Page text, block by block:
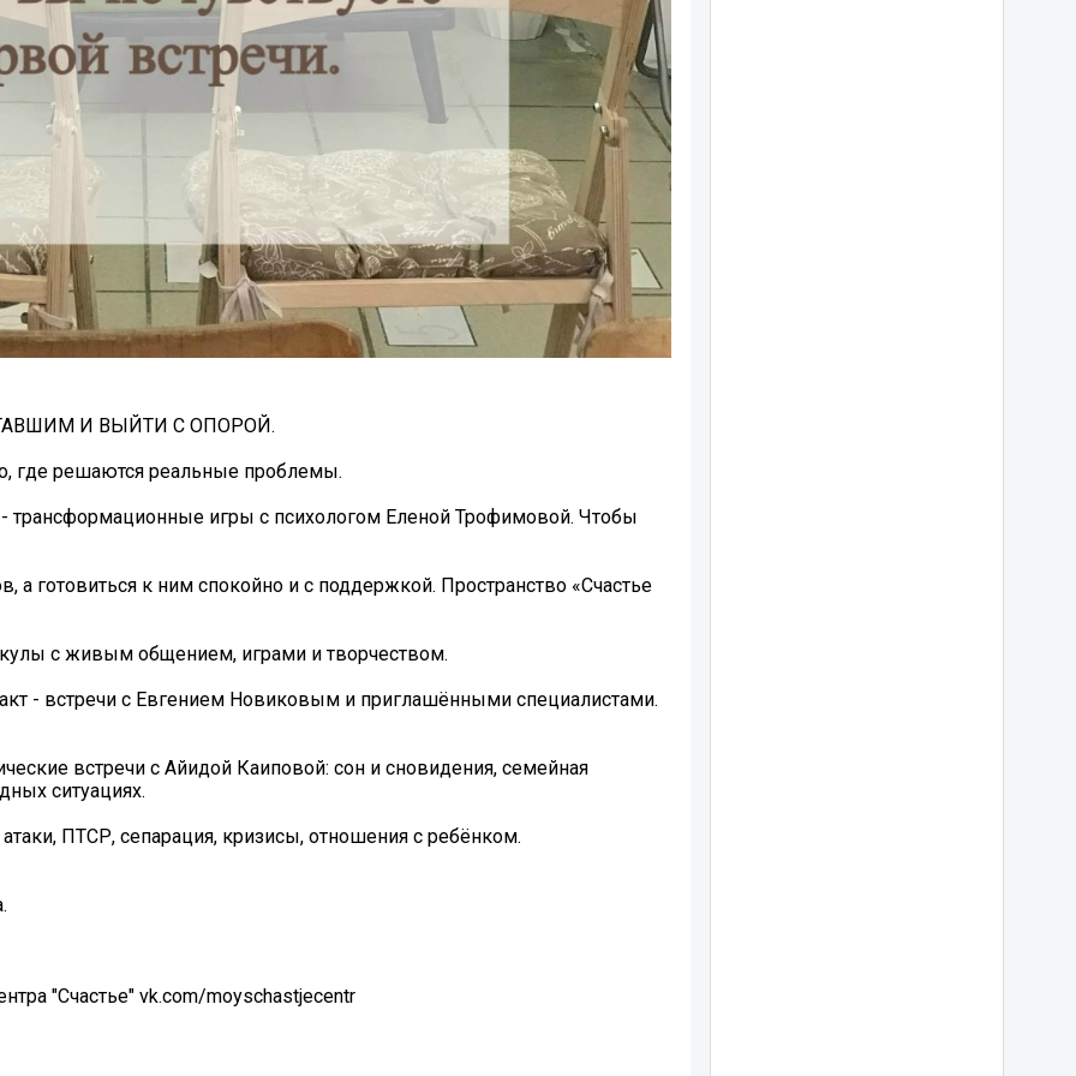
И ВЫЙТИ С ОПОРОЙ.
где решаются реальные проблемы.
трансформационные игры с психологом Еленой Трофимовой. Чтобы
а готовиться к ним спокойно и с поддержкой. Пространство «Счастье
с живым общением, играми и творчеством.
- встречи с Евгением Новиковым и приглашёнными специалистами.
встречи с Айидой Каиповой: сон и сновидения, семейная
ситуациях.
ПТСР, сепарация, кризисы, отношения с ребёнком.
"Счастье" vk.com/moyschastjecentr